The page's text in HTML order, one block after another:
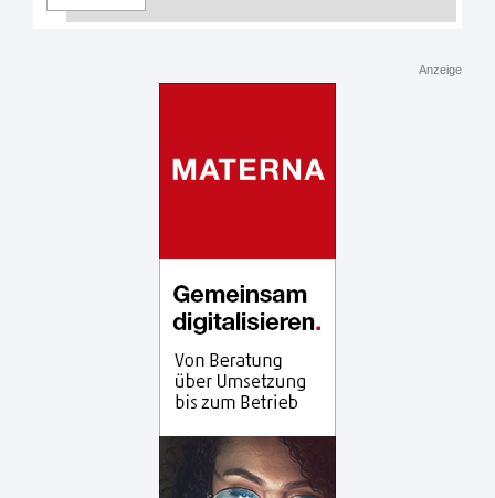
Anzeige